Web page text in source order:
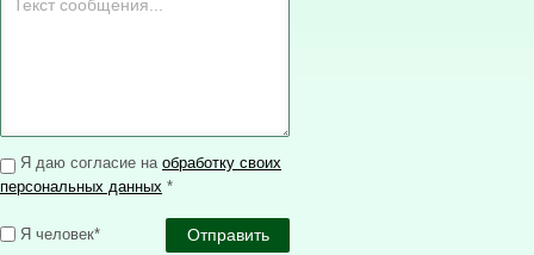
Я даю согласие на обработку своих
персональных данных *
Я человек*